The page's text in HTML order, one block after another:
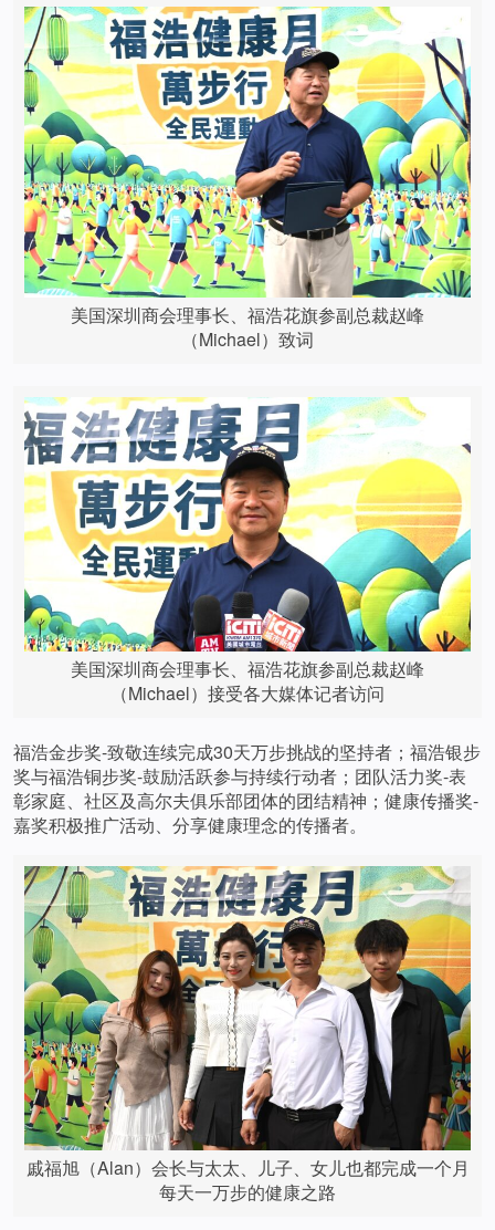
美国深圳商会理事长、福浩花旗参副总裁赵峰
（Michael）致词
美国深圳商会理事长、福浩花旗参副总裁赵峰
（Michael）接受各大媒体记者访问
福浩金步奖-致敬连续完成30天万步挑战的坚持者；福浩银步
奖与福浩铜步奖-鼓励活跃参与持续行动者；团队活力奖-表
彰家庭、社区及高尔夫俱乐部团体的团结精神；健康传播奖-
嘉奖积极推广活动、分享健康理念的传播者。
戚福旭（Alan）会长与太太、儿子、女儿也都完成一个月
每天一万步的健康之路